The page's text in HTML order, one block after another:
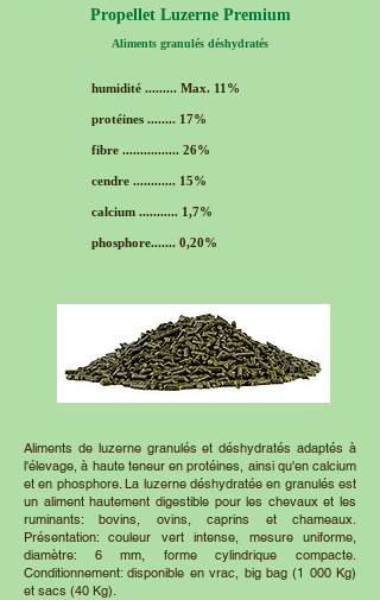
Propellet Luzerne Premium
Aliments granulés déshydratés
humidité ......... Max. 11%
protéines ........ 17%
fibre ................ 26%
cendre ............ 15%
calcium ........... 1,7%
phosphore....... 0,20%
Aliments de luzerne granulés et déshydratés adaptés à
l'élevage, à haute teneur en protéines, ainsi qu'en calcium
et en phosphore. La luzerne déshydratée en granulés est
un aliment hautement digestible pour les chevaux et les
ruminants: bovins, ovins, caprins et chameaux.
Présentation: couleur vert intense, mesure uniforme,
diamètre: 6 mm, forme cylindrique compacte.
Conditionnement: disponible en vrac, big bag (1 000 Kg)
et sacs (40 Kg).